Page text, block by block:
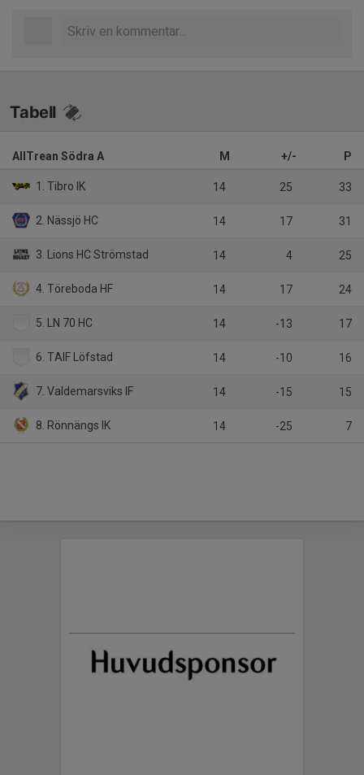
Tabell
AllTrean Södra A M +/- P
1. Tibro IK 14 25 33
2. Nässjö HC 14 17 31
3. Lions HC Strömstad 14 4 25
4. Töreboda HF 14 17 24
5. LN 70 HC 14 -13 17
6. TAIF Löfstad 14 -10 16
7. Valdemarsviks IF 14 -15 15
8. Rönnängs IK 14 -25 7